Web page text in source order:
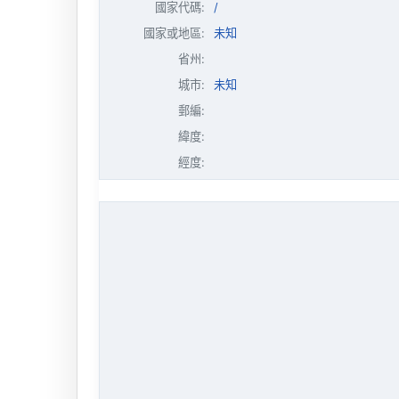
國家代碼:
/
國家或地區:
未知
省州:
城市:
未知
郵編:
緯度:
經度: